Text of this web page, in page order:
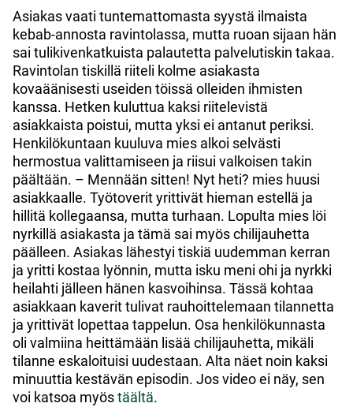
Asiakas vaati tuntemattomasta syystä ilmaista
kebab-annosta ravintolassa, mutta ruoan sijaan hän
sai tulikivenkatkuista palautetta palvelutiskin takaa.
Ravintolan tiskillä riiteli kolme asiakasta
kovaäänisesti useiden töissä olleiden ihmisten
kanssa. Hetken kuluttua kaksi riitelevistä
asiakkaista poistui, mutta yksi ei antanut periksi.
Henkilökuntaan kuuluva mies alkoi selvästi
hermostua valittamiseen ja riisui valkoisen takin
päältään. – Mennään sitten! Nyt heti? mies huusi
asiakkaalle. Työtoverit yrittivät hieman estellä ja
hillitä kollegaansa, mutta turhaan. Lopulta mies löi
nyrkillä asiakasta ja tämä sai myös chilijauhetta
päälleen. Asiakas lähestyi tiskiä uudemman kerran
ja yritti kostaa lyönnin, mutta isku meni ohi ja nyrkki
heilahti jälleen hänen kasvoihinsa. Tässä kohtaa
asiakkaan kaverit tulivat rauhoittelemaan tilannetta
ja yrittivät lopettaa tappelun. Osa henkilökunnasta
oli valmiina heittämään lisää chilijauhetta, mikäli
tilanne eskaloituisi uudestaan. Alta näet noin kaksi
minuuttia kestävän episodin. Jos video ei näy, sen
voi katsoa myöstäältä.